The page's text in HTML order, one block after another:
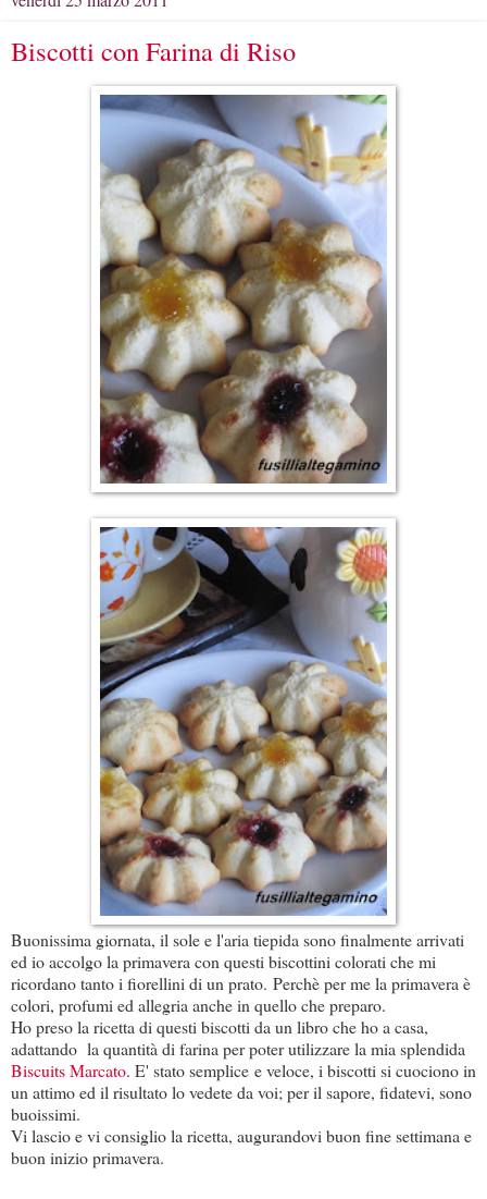
Biscotti con Farina di Riso
Buonissima giornata, il sole e l'aria tiepida sono finalmente arrivati
ed io accolgo la primavera con questi biscottini colorati che mi
ricordano tanto i fiorellini di un prato. Perchè per me la primavera è
colori, profumi ed allegria anche in quello che preparo.
Ho preso la ricetta di questi biscotti da un libro che ho a casa,
adattando la quantità di farina per poter utilizzare la mia splendida
Biscuits Marcato. E' stato semplice e veloce, i biscotti si cuociono in
un attimo ed il risultato lo vedete da voi; per il sapore, fidatevi, sono
buoissimi.
Vi lascio e vi consiglio la ricetta, augurandovi buon fine settimana e
buon inizio primavera.